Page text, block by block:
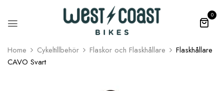
0
Home Cykeltillbehör Flaskor och Flaskhållare
Flaskhållare
CAVO Svart